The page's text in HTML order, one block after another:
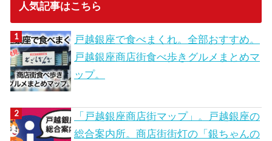
人気記事はこちら
戸越銀座で食べまくれ。全部おすすめ。
戸越銀座商店街食べ歩きグルメまとめマ
ップ。
「戸越銀座商店街マップ」。戸越銀座の
総合案内所。商店街街灯の「銀ちゃんの